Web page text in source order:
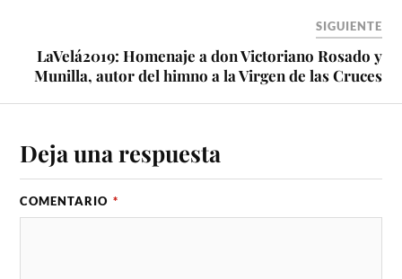
SIGUIENTE
LaVelá2019: Homenaje a don Victoriano Rosado y
Munilla, autor del himno a la Virgen de las Cruces
Deja una respuesta
COMENTARIO *